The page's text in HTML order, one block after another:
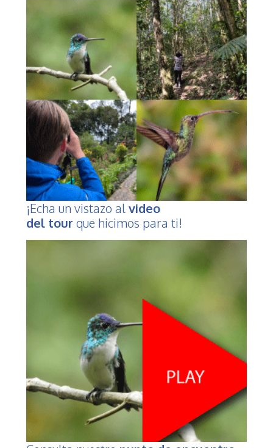
¡Echa un vistazo alvideo
del tour que hicimos para ti!